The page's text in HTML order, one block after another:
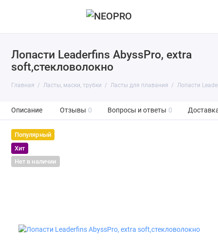
Лопасти Leaderfins AbyssPro, extra
soft,стекловолокно
Главная Ласты, маски, трубки Ласты для плавания Лопасти
Описание Отзывы 0 Вопросы и ответы 0
Популярный
Хит
Нет в наличии